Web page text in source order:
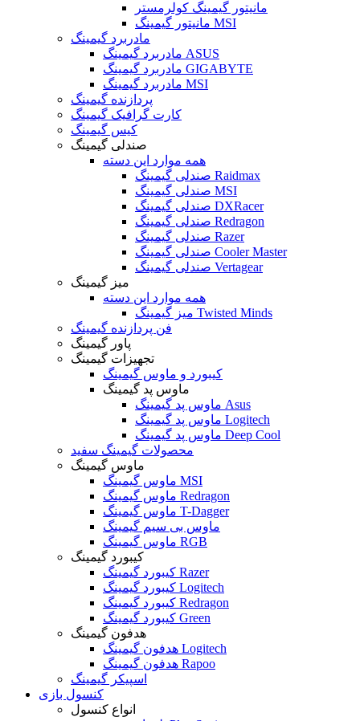
مانیتور گیمینگ کولرمستر
مانیتور گیمینگ MSI
مادربرد گیمینگ
مادربرد گیمینگ ASUS
مادربرد گیمینگ GIGABYTE
مادربرد گیمینگ MSI
پردازنده گیمینگ
کارت گرافیک گیمینگ
کیس گیمینگ
صندلی گیمینگ
همه موارد این دسته
صندلی گیمینگ Raidmax
صندلی گیمینگ MSI
صندلی گیمینگ DXRacer
صندلی گیمینگ Redragon
صندلی گیمینگ Razer
صندلی گیمینگ Cooler Master
صندلی گیمینگ Vertagear
میز گیمینگ
همه موارد این دسته
میز گیمینگ Twisted Minds
فن پردازنده گیمینگ
پاور گیمینگ
تجهیزات گیمینگ
کیبورد و ماوس گیمینگ
ماوس پد گیمینگ
ماوس پد گیمینگ Asus
ماوس پد گیمینگ Logitech
ماوس پد گیمینگ Deep Cool
محصولات گیمینگ سفید
ماوس گیمینگ
ماوس گیمینگ MSI
ماوس گیمینگ Redragon
ماوس گیمینگ T-Dagger
ماوس بی سیم گیمینگ
ماوس گیمینگ RGB
کیبورد گیمینگ
کیبورد گیمینگ Razer
کیبورد گیمینگ Logitech
کیبورد گیمینگ Redragon
کیبورد گیمینگ Green
هدفون گیمینگ
هدفون گیمینگ Logitech
هدفون گیمینگ Rapoo
اسپیکر گیمینگ
کنسول بازی
انواع کنسول